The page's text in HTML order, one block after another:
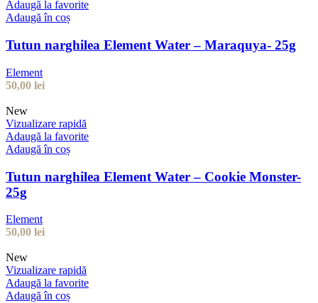
Adaugă la favorite
Adaugă în coș
Tutun narghilea Element Water – Maraquya- 25g
Element
50,00 lei
New
Vizualizare rapidă
Adaugă la favorite
Adaugă în coș
Tutun narghilea Element Water – Cookie Monster-
25g
Element
50,00 lei
New
Vizualizare rapidă
Adaugă la favorite
Adaugă în coș